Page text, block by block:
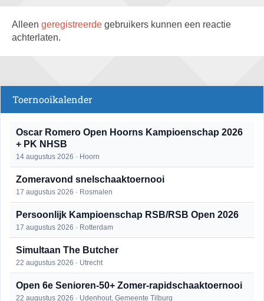
Alleen geregistreerde gebruikers kunnen een reactie
achterlaten.
Toernooikalender
Oscar Romero Open Hoorns Kampioenschap 2026
+ PK NHSB
14 augustus 2026 · Hoorn
Zomeravond snelschaaktoernooi
17 augustus 2026 · Rosmalen
Persoonlijk Kampioenschap RSB/RSB Open 2026
17 augustus 2026 · Rotterdam
Simultaan The Butcher
22 augustus 2026 · Utrecht
Open 6e Senioren-50+ Zomer-rapidschaaktoernooi
22 augustus 2026 · Udenhout, Gemeente Tilburg